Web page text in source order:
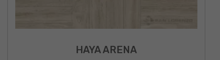
HAYA ARENA